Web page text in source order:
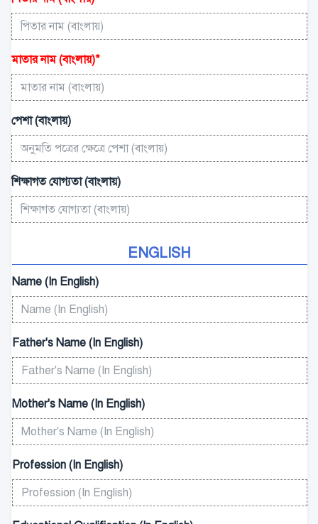
মাতার নাম (বাংলায়)*
পেশা (বাংলায়)
শিক্ষাগত যোগ্যতা (বাংলায়)
ENGLISH
Name (In English)
Father's Name (In English)
Mother's Name (In English)
Profession (In English)